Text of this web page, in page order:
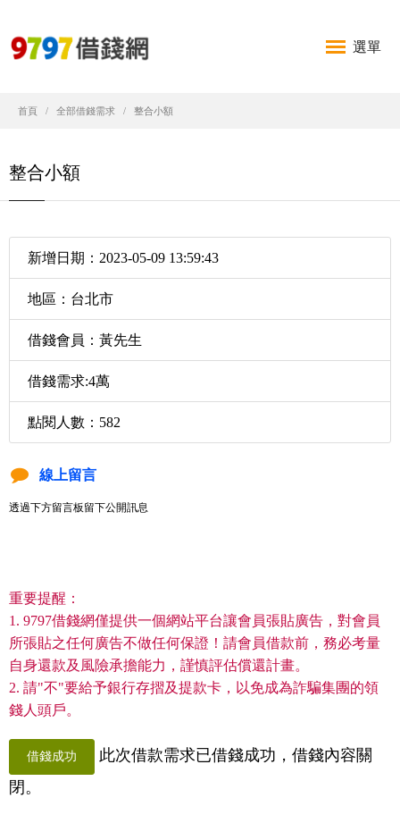
選單
首頁 全部借錢需求 整合小額
整合小額
新增日期：2023-05-09 13:59:43
地區：台北市
借錢會員：黃先生
借錢需求:4萬
點閱人數：582
線上留言
透過下方留言板留下公開訊息
重要提醒：
1. 9797借錢網僅提供一個網站平台讓會員張貼廣告，對會員
所張貼之任何廣告不做任何保證！請會員借款前，務必考量
自身還款及風險承擔能力，謹慎評估償還計畫。
2. 請"不"要給予銀行存摺及提款卡，以免成為詐騙集團的領
錢人頭戶。
借錢成功
此次借款需求已借錢成功，借錢內容關
閉。